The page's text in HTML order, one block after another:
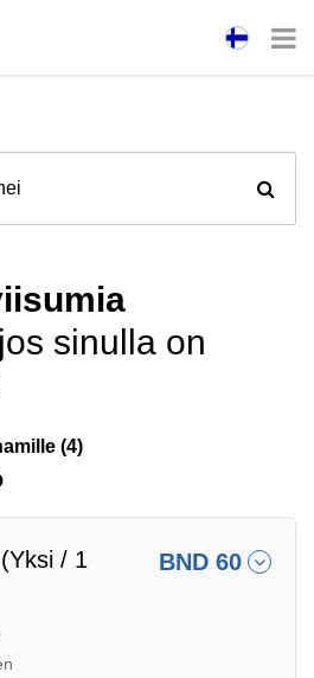
jos sinulla on
(4)
/ 1
BND 60